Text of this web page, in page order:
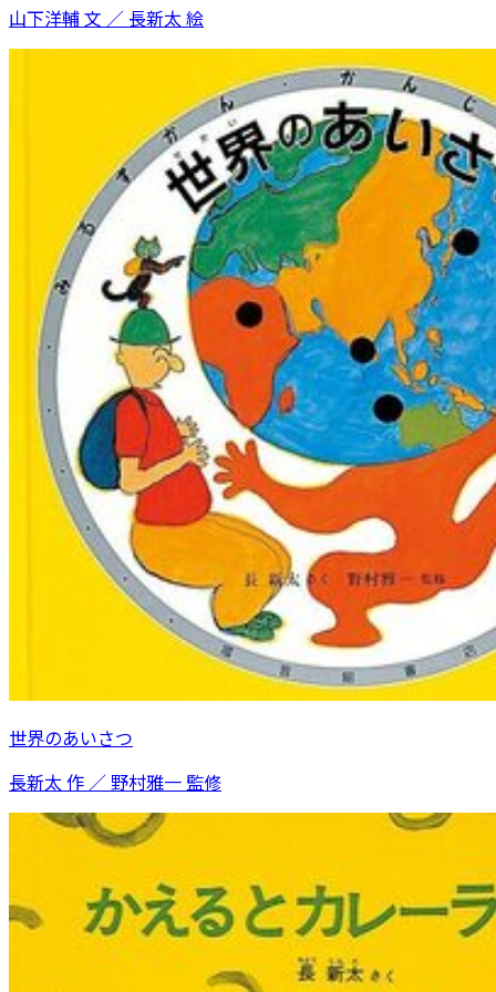
山下洋輔 文 ／ 長新太 絵
世界のあいさつ
長新太 作 ／ 野村雅一 監修